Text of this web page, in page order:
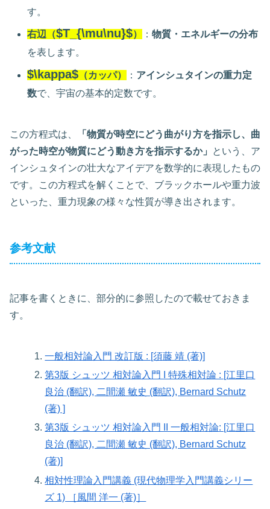
す。
右辺（$T_{\mu\nu}$） ：物質・エネルギーの分布
を表します。
$\kappa$ （カッパ） ： アインシュタインの重力定
数で、宇宙の基本的定数です。
この方程式は、
「物質が時空にどう曲がり方を指示し、曲
がった時空が物質にどう動き方を指示するか」
という、ア
インシュタインの壮大なアイデアを数学的に表現したもの
です。この方程式を解くことで、ブラックホールや重力波
といった、重力現象の様々な性質が導き出されます。
参考文献
記事を書くときに、部分的に参照したので載せておきま
す。
一般相対論入門 改訂版 : [須藤 靖 (著)]
第3版 シュッツ 相対論入門 I 特殊相対論 : [江里口
良治 (翻訳), 二間瀬 敏史 (翻訳), Bernard Schutz
(著) ]
第3版 シュッツ 相対論入門 II 一般相対論: [江里口
良治 (翻訳), 二間瀬 敏史 (翻訳), Bernard Schutz
(著)]
相対性理論入門講義 (現代物理学入門講義シリー
ズ 1) ［風間 洋一 (著)］